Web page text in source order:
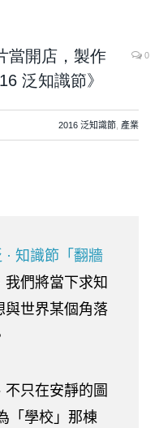
當開店，製作
泛知識節》
0
2016 泛知識節 產業
· 知識節「翻牆
我們將當下求知
與世界某個角落
只在安靜的圖
「學校」那棟